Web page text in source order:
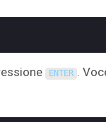
ENTER .